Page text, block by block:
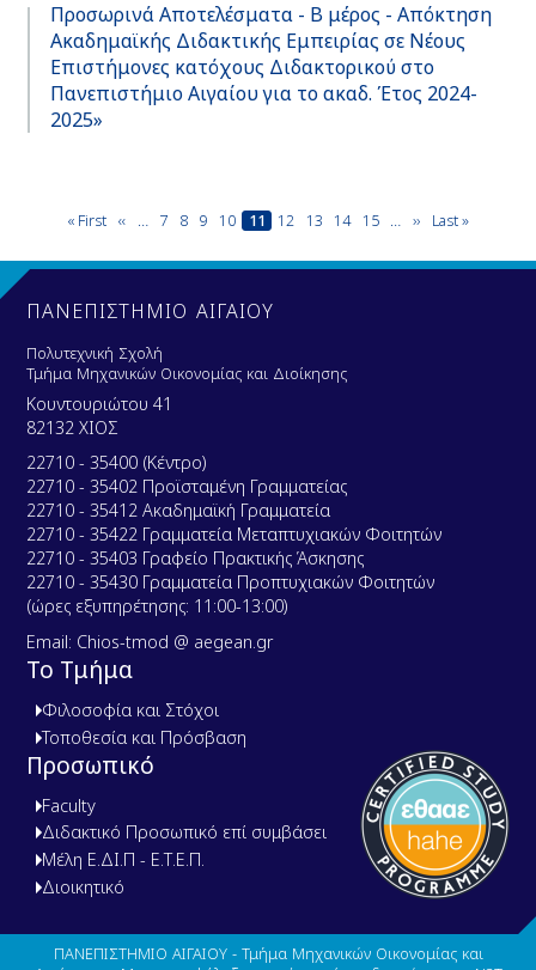
Προσωρινά Αποτελέσματα - Β μέρος - Απόκτηση
Ακαδημαϊκής Διδακτικής Εμπειρίας σε Νέους
Επιστήμονες κατόχους Διδακτορικού στο
Πανεπιστήμιο Αιγαίου για το ακαδ. Έτος 2024-
2025»
Pagination
First
« First Previous
‹‹ … Page
7 Page
8 Page
9 Page
10
Current
page
11 Page
12 Page
13 Page
14 Page
15 … Next
››
Last
Last »
ΠΑΝΕΠΙΣΤΗΜΙΟ ΑΙΓΑΙΟΥ
Πολυτεχνική Σχολή
Τμήμα Μηχανικών Οικονομίας και Διοίκησης
Κουντουριώτου 41
82132 ΧΙΟΣ
22710 - 35400 (Κέντρο)
22710 - 35402 Προϊσταμένη Γραμματείας
22710 - 35412 Ακαδημαϊκή Γραμματεία
22710 - 35422 Γραμματεία Μεταπτυχιακών Φοιτητών
22710 - 35403 Γραφείο Πρακτικής Άσκησης
22710 - 35430 Γραμματεία Προπτυχιακών Φοιτητών
(ώρες εξυπηρέτησης: 11:00-13:00)
Email: Chios-tmod @ aegean.gr
Το Τμήμα
Φιλοσοφία και Στόχοι
Τοποθεσία και Πρόσβαση
Προσωπικό
Faculty
Διδακτικό Προσωπικό επί συμβάσει
Μέλη Ε.ΔΙ.Π - Ε.Τ.Ε.Π.
Διοικητικό
ΠΑΝΕΠΙΣΤΗΜΙΟ ΑΙΓΑΙΟΥ - Τμήμα Μηχανικών Οικονομίας και